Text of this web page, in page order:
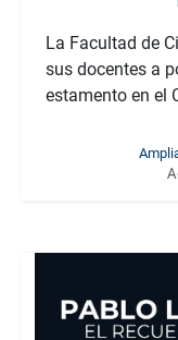
La Facultad de
sus docentes a
estamento en el
Representantes